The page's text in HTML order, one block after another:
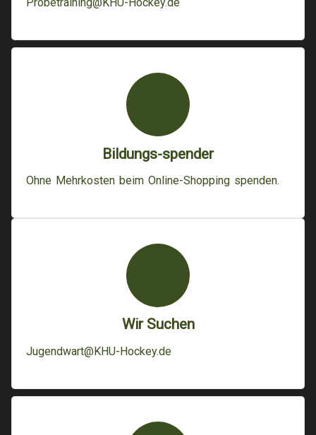
Bildungs-spender
Ohne Mehrkosten beim Online-Shopping spenden.
Wir Suchen
Jugendwart@KHU-Hockey.de